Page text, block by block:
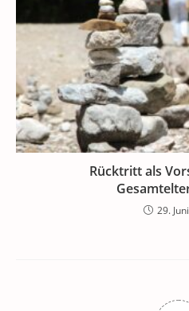
Rücktritt als
29.